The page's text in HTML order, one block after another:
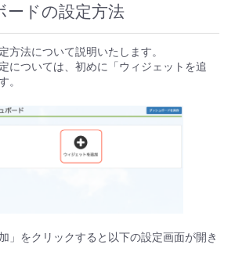
ードの設定方法
方法について説明いたします。
については、初めに「ウィジェットを追
。
」をクリックすると以下の設定画面が開き